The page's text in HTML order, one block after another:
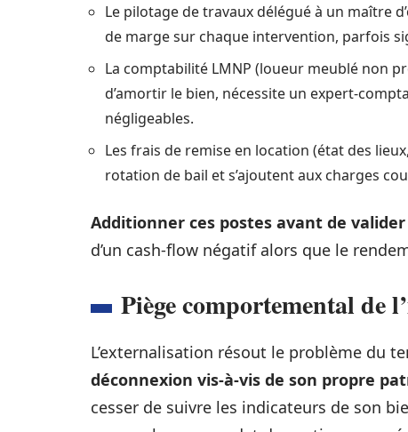
Le pilotage de travaux délégué à un maître
de marge sur chaque intervention, parfois
La comptabilité LMNP (loueur meublé non
d’amortir le bien, nécessite un expert-
négligeables.
Les frais de remise en location (état des
rotation de bail et s’ajoutent aux charges
Additionner ces postes avant de
d’un cash-flow négatif alors que le
Piège comportemental de
L’externalisation résout le problème du
déconnexion vis-à-vis de son propre
cesser de suivre les indicateurs de son